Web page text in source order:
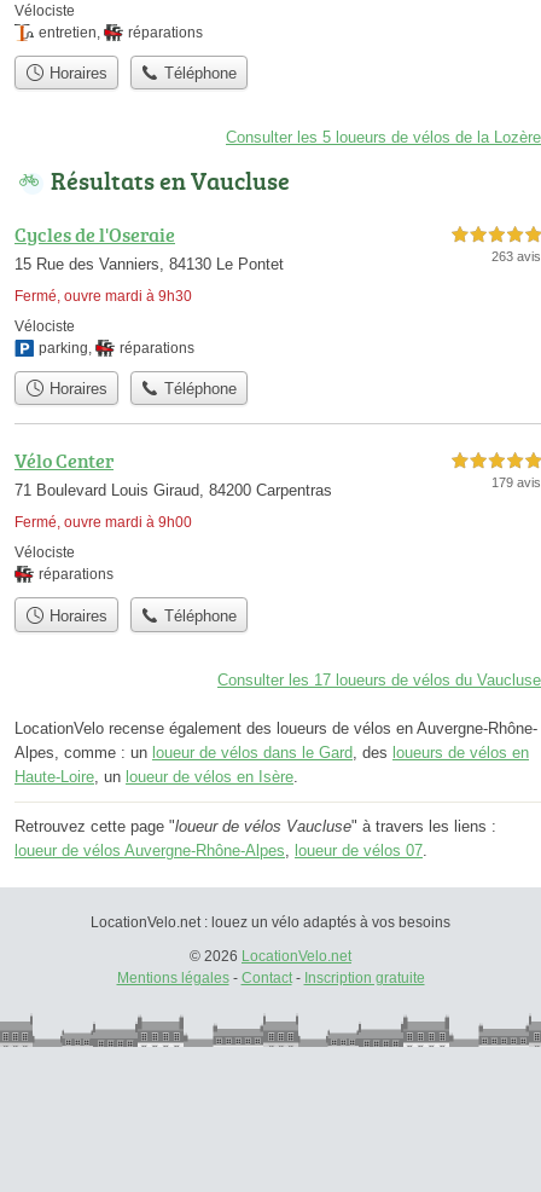
Vélociste
entretien
réparations
Horaires Téléphone
Consulter les 5 loueurs de vélos de la Lozère
Résultats en Vaucluse
Cycles de l'Oseraie
15 Rue des Vanniers, 84130 Le Pontet
Fermé, ouvre mardi à 9h30
5,0 étoiles sur 5
263 avis
Vélociste
parking, réparations
Horaires Téléphone
Vélo Center
71 Boulevard Louis Giraud, 84200 Carpentras
Fermé, ouvre mardi à 9h00
5,0 étoiles sur 5
179 avis
Vélociste
réparations
Horaires Téléphone
Consulter les 17 loueurs de vélos du Vaucluse
LocationVelo recense également des loueurs de vélos en Auvergne-Rhône-
Alpes, comme : un loueur de vélos dans le Gard , des loueurs de vélos en
Haute-Loire , un loueur de vélos en Isère
Retrouvez cette page "loueur de vélos Vaucluse" à travers les liens :
loueur de vélos Auvergne-Rhône-Alpes
loueur de vélos 07
LocationVelo.net : louez un vélo adaptés à vos besoins
© 2026 LocationVelo.net
Mentions légales- Contact- Inscription gratuite